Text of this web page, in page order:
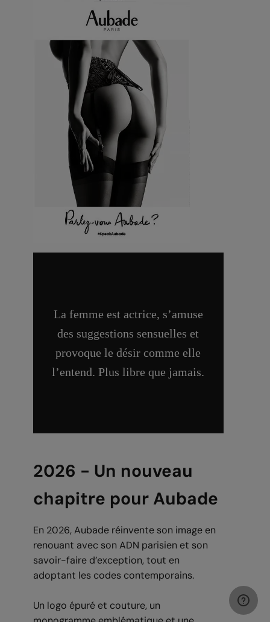
La femme est actrice, s’amuse
des suggestions sensuelles et
provoque le désir comme elle
l’entend.Plus libre que jamais.
2026 - Un nouveau
chapitre pour Aubade
En 2026, Aubade réinvente son image en
renouant avec son ADN parisien et son
savoir-faire d’exception, tout en
adoptant les codes contemporains.
Un logo épuré et couture, un